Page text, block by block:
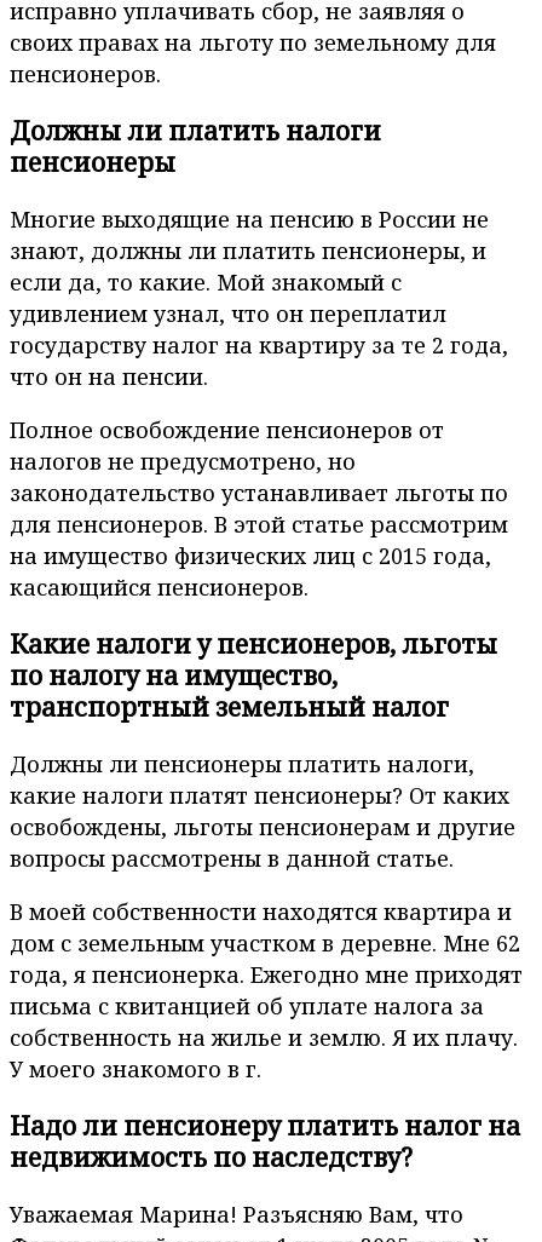
исправно уплачивать сбор, не заявляя о
своих правах на льготу по земельному для
пенсионеров.
Должны ли платить налоги
пенсионеры
Многие выходящие на пенсию в России не
знают, должны ли платить пенсионеры, и
если да, то какие. Мой знакомый с
удивлением узнал, что он переплатил
государству налог на квартиру за те 2 года,
что он на пенсии.
Полное освобождение пенсионеров от
налогов не предусмотрено, но
законодательство устанавливает льготы по
для пенсионеров. В этой статье рассмотрим
на имущество физических лиц с 2015 года,
касающийся пенсионеров.
Какие налоги у пенсионеров, льготы
по налогу на имущество,
транспортный земельный налог
Должны ли пенсионеры платить налоги,
какие налоги платят пенсионеры? От каких
освобождены, льготы пенсионерам и другие
вопросы рассмотрены в данной статье.
В моей собственности находятся квартира и
дом с земельным участком в деревне. Мне 62
года, я пенсионерка. Ежегодно мне приходят
письма с квитанцией об уплате налога за
собственность на жилье и землю. Я их плачу.
У моего знакомого в г.
Надо ли пенсионеру платить налог на
недвижимость по наследству?
Уважаемая Марина! Разъясняю Вам, что